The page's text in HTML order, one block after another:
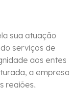
sua atuação
serviços de
aos entes
a empresa
regiões,